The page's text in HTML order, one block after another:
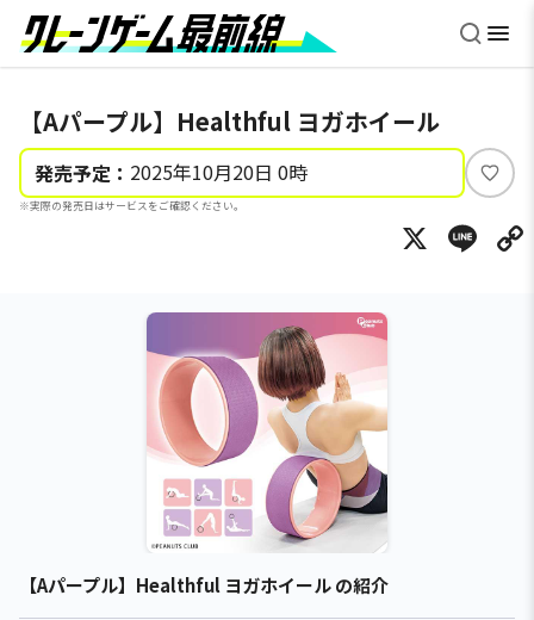
【Aパープル】Healthful ヨガホイール
発売予定： 2025年10月20日 0時
※実際の発売日はサービスをご確認ください。
い
ね
X
【Aパープル】Healthful ヨガホイール の紹介